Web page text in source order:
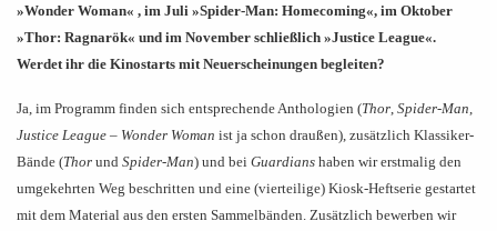
»Wonder Woman« , im Juli »Spider-Man: Homecoming«, im Oktober
»Thor: Ragnarök« und im November schließlich »Justice League«.
Werdet ihr die Kinostarts mit Neuerscheinungen begleiten?
Ja, im Programm finden sich entsprechende Anthologien (Thor, Spider-Man,
Justice League – Wonder Woman ist ja schon draußen), zusätzlich Klassiker-
Bände (Thor und Spider-Man) und bei Guardians haben wir erstmalig den
umgekehrten Weg beschritten und eine (vierteilige) Kiosk-Heftserie gestartet
mit dem Material aus den ersten Sammelbänden. Zusätzlich bewerben wir